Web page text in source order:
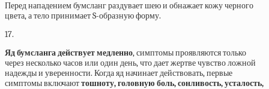
Перед нападением бумсланг раздувает шею и обнажает кожу черного
цвета, а тело принимает S-образную форму.
17.
Яд бумсланга действует медленно, симптомы проявляются только
через несколько часов или один день, что дает жертве чувство ложной
надежды и уверенности. Когда яд начинает действовать, первые
симптомы включаюттошноту, головную боль, сонливость, усталость,